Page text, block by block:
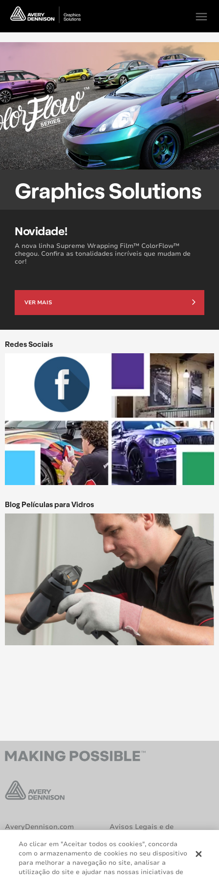
menu
Graphics Solutions
Novidade!
A nova linha Supreme Wrapping Film™ ColorFlow™
chegou. Confira as tonalidades incríveis que mudam de
cor!
VER MAIS
Redes Sociais
Blog Películas para Vidros
AveryDennison.com
Avisos Legais e de
Privacidade
Política de Cookies
Declaração GDPR
Relatório Lei 14.611
Ao clicar em "Aceitar todos os cookies", concorda
com o armazenamento de cookies no seu dispositivo
para melhorar a navegação no site, analisar a
utilização do site e ajudar nas nossas iniciativas de